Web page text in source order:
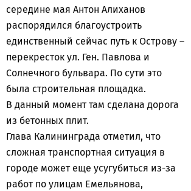
середине мая Антон Алиханов
распорядился благоустроить
единственный сейчас путь к Острову –
перекресток ул. Ген. Павлова и
Солнечного бульвара. По сути это
была строительная площадка.
В данный момент там сделана дорога
из бетонных плит.
Глава Калининграда отметил, что
сложная транспортная ситуация в
городе может еще усугубиться из-за
работ по улицам Емельянова,